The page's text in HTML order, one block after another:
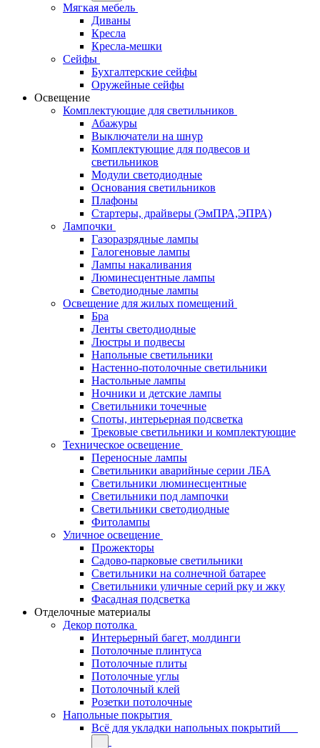
Мягкая мебель
Диваны
Кресла
Кресла-мешки
Сейфы
Бухгалтерские сейфы
Оружейные сейфы
Освещение
Комплектующие для светильников
Абажуры
Выключатели на шнур
Комплектующие для подвесов и
светильников
Модули светодиодные
Основания светильников
Плафоны
Стартеры, драйверы (ЭмПРА,ЭПРА)
Лампочки
Газоразрядные лампы
Галогеновые лампы
Лампы накаливания
Люминесцентные лампы
Светодиодные лампы
Освещение для жилых помещений
Бра
Ленты светодиодные
Люстры и подвесы
Напольные светильники
Настенно-потолочные светильники
Настольные лампы
Ночники и детские лампы
Светильники точечные
Споты, интерьерная подсветка
Трековые светильники и комплектующие
Техническое освещение
Переносные лампы
Светильники аварийные серии ЛБА
Светильники люминесцентные
Светильники под лампочки
Светильники светодиодные
Фитолампы
Уличное освещение
Прожекторы
Садово-парковые светильники
Светильники на солнечной батарее
Светильники уличные серий рку и жку
Фасадная подсветка
Отделочные материалы
Декор потолка
Интерьерный багет, молдинги
Потолочные плинтуса
Потолочные плиты
Потолочные углы
Потолочный клей
Розетки потолочные
Напольные покрытия
Всё для укладки напольных покрытий